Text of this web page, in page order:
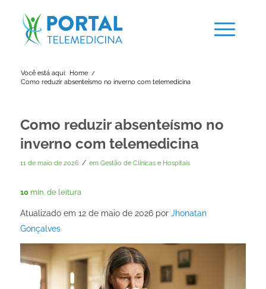
Você está aqui: Home /
Como reduzir absenteísmo no inverno com telemedicina
Como reduzir absenteísmo no
inverno com telemedicina
11 de maio de 2026 / em Gestão de Clínicas e Hospitais
10 min. de leitura
Atualizado em 12 de maio de 2026 por Jhonatan
Gonçalves